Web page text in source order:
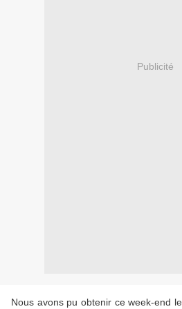
Publicité
Nous avons pu obtenir ce week-end